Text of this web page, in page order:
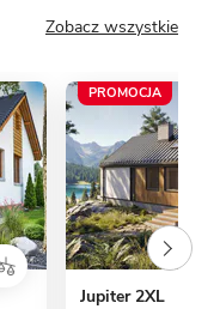
Zobacz wszystkie
PROMOCJA
Jupiter 2XL